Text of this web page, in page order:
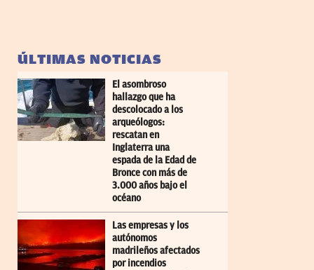
ÚLTIMAS NOTICIAS
El asombroso
hallazgo que ha
descolocado a los
arqueólogos:
rescatan en
Inglaterra una
espada de la Edad de
Bronce con más de
3.000 años bajo el
océano
Las empresas y los
autónomos
madrileños afectados
por incendios